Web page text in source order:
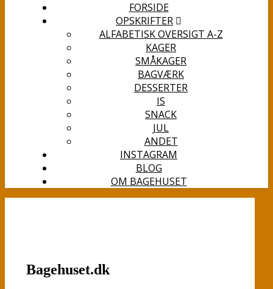
FORSIDE
OPSKRIFTER
ALFABETISK OVERSIGT A-Z
KAGER
SMÅKAGER
BAGVÆRK
DESSERTER
IS
SNACK
JUL
ANDET
INSTAGRAM
BLOG
OM BAGEHUSET
Bagehuset.dk